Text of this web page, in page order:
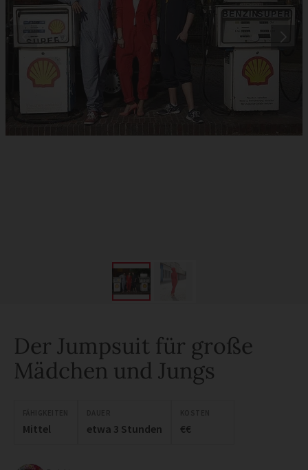
Der Jumpsuit für große
Mädchen und Jungs
Mittel etwa 3 Stunden €€